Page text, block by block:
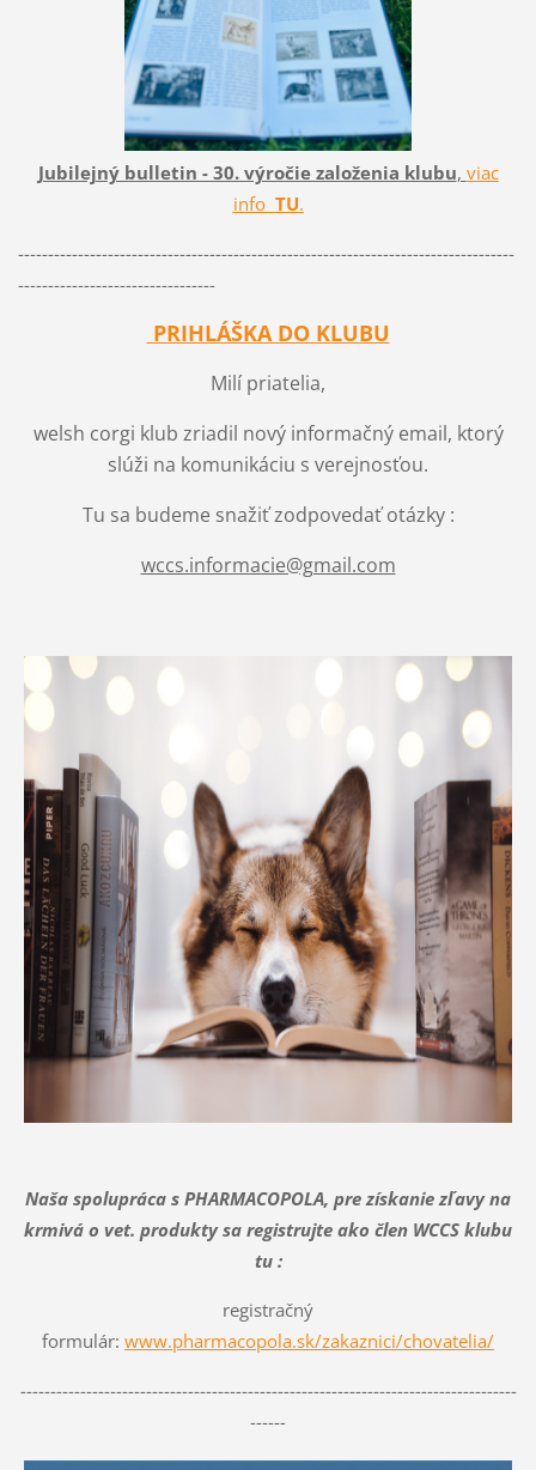
Jubilejný bulletin - 30. výročie založenia klubu, viac
info TU.
-----------------------------------------------------------------------------------
---------------------------------
PRIHLÁŠKA DO KLUBU
Milí priatelia,
welsh corgi klub zriadil nový informačný email, ktorý
slúži na komunikáciu s verejnosťou.
Tu sa budeme snažiť zodpovedať otázky :
wccs.informacie@gmail.com
Naša spolupráca s PHARMACOPOLA, pre získanie zľavy na
krmivá o vet. produkty sa registrujte ako člen WCCS klubu
tu :
registračný
formulár: www.pharmacopola.sk/zakaznici/chovatelia/
-----------------------------------------------------------------------------------
------